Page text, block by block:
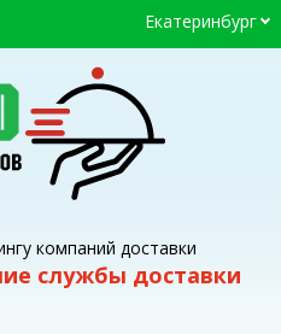
компаний доставки
службы доставки
ДОСТАВКИ
Екатеринбург